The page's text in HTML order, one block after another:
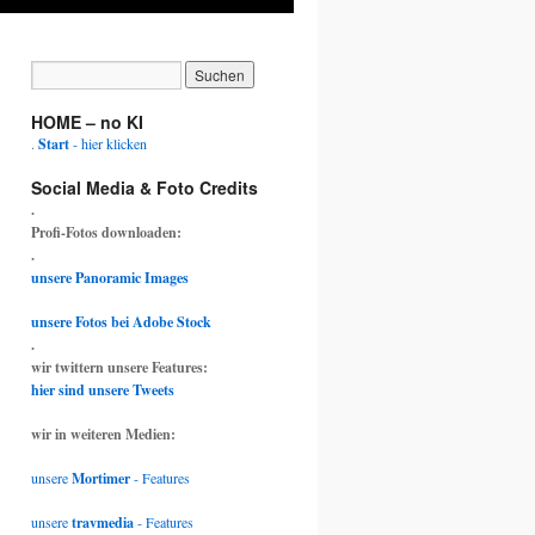
HOME – no KI
. Start- hier klicken
Social Media & Foto Credits
.
Profi-Fotos downloaden:
.
unsere Panoramic Images
unsere Fotos bei Adobe Stock
.
wir twittern unsere Features:
hier sind unsere Tweets
wir in weiteren Medien:
unsereMortimer- Features
unseretravmedia- Features